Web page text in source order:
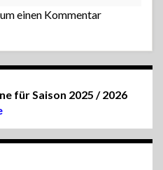
einen Kommentar
für Saison 2025 / 2026